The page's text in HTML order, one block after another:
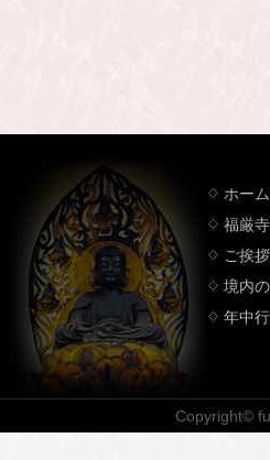
ホーム
福厳
ご挨拶
境内
年中
Copyright©